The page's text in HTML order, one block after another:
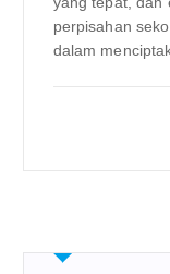
perpisahan
dalam